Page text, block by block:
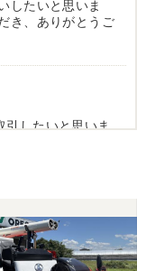
したいと思いま
き、ありがとうご
引したいと思いま
したが、とても
。 これからもお付
難うございまし